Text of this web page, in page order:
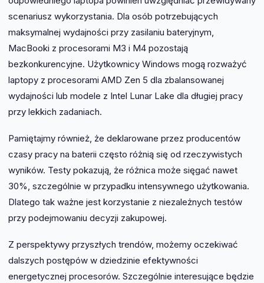
scenariusz wykorzystania. Dla osób potrzebujących
maksymalnej wydajności przy zasilaniu bateryjnym,
MacBooki z procesorami M3 i M4 pozostają
bezkonkurencyjne. Użytkownicy Windows mogą rozważyć
laptopy z procesorami AMD Zen 5 dla zbalansowanej
wydajności lub modele z Intel Lunar Lake dla długiej pracy
przy lekkich zadaniach.
Pamiętajmy również, że deklarowane przez producentów
czasy pracy na baterii często różnią się od rzeczywistych
wyników. Testy pokazują, że różnica może sięgać nawet
30%, szczególnie w przypadku intensywnego użytkowania.
Dlatego tak ważne jest korzystanie z niezależnych testów
przy podejmowaniu decyzji zakupowej.
Z perspektywy przyszłych trendów, możemy oczekiwać
dalszych postępów w dziedzinie efektywności
energetycznej procesorów. Szczególnie interesujące będzie